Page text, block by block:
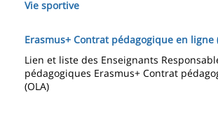
Vie sportive
Erasmus+ Contrat pédagogique en ligne
Lien et liste des Enseignants
pédagogiques Erasmus+ Contrat
(OLA)